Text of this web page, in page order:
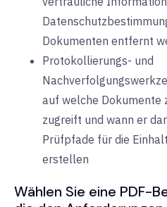
Dokumenten entfernt
Protokollierungs- und
auf welche Dokumente
zugreift und wann er
Prüfpfade für die
erstellen
Wählen Sie eine PDF-